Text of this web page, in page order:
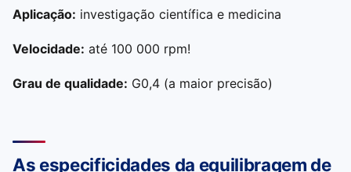
Aplicação: investigação científica e medicina
Velocidade: até 100 000 rpm!
Grau de qualidade: G0,4 (a maior precisão)
As especificidades da equilibragem de